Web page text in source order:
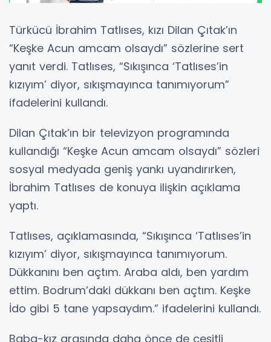
Türkücü İbrahim Tatlıses, kızı Dilan Çıtak’ın
“Keşke Acun amcam olsaydı” sözlerine sert
yanıt verdi. Tatlıses, “Sıkışınca ‘Tatlıses’in
kızıyım’ diyor, sıkışmayınca tanımıyorum”
ifadelerini kullandı.
Dilan Çıtak’ın bir televizyon programında
kullandığı “Keşke Acun amcam olsaydı” sözleri
sosyal medyada geniş yankı uyandırırken,
İbrahim Tatlıses de konuya ilişkin açıklama
yaptı.
Tatlıses, açıklamasında, “Sıkışınca ‘Tatlıses’in
kızıyım’ diyor, sıkışmayınca tanımıyorum.
Dükkanını ben açtım. Araba aldı, ben yardım
ettim. Bodrum’daki dükkanı ben açtım. Keşke
İdo gibi 5 tane yapsaydım.” ifadelerini kullandı.
Baba-kız arasında daha önce de çeşitli